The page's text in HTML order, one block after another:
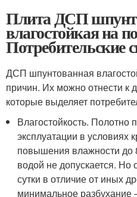
Плита ДСП
влагостойкая на
Потребительские
ДСП шпунтованная
причин. Их можно отнести к
которые выделяет
Влагостойкость. Полотно
эксплуатации в условиях
повышения влажности до
водой не допускается. Но
сутки в отличие от иных
минимальное разбухание